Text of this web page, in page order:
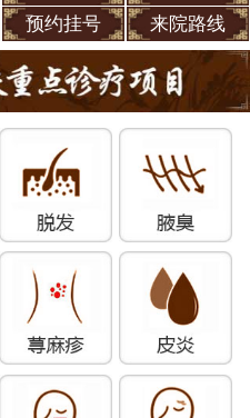
预约挂号 来院路线